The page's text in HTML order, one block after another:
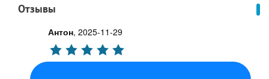
Отзывы
Антон, 2025-11-29